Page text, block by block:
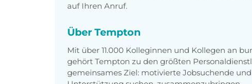
auf Ihren Anruf.
Über Tempton
Mit über 11.000 Kolleginnen und Kollegen an
gehört Tempton zu den größten
gemeinsames Ziel: motivierte Jobsuchende